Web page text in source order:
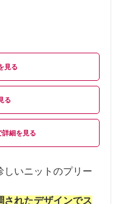
しいニットのプリー
されたデザインでス